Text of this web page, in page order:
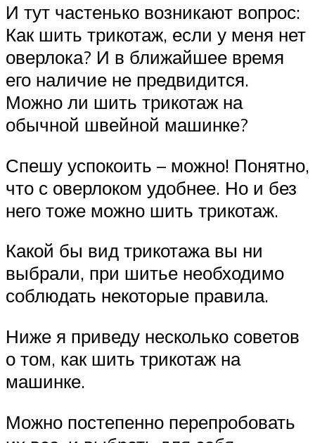
И тут частенько возникают вопрос:
Как шить трикотаж, если у меня нет
оверлока? И в ближайшее время
его наличие не предвидится.
Можно ли шить трикотаж на
обычной швейной машинке?
Спешу успокоить – можно! Понятно,
что с оверлоком удобнее. Но и без
него тоже можно шить трикотаж.
Какой бы вид трикотажа вы ни
выбрали, при шитье необходимо
соблюдать некоторые правила.
Ниже я приведу несколько советов
о том, как шить трикотаж на
машинке.
Можно постепенно перепробовать